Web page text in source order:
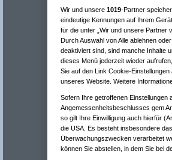
Wir und unsere 1019-Partner
eindeutige Kennungen auf Ihrem
für die unter „Wir und unsere Partner
Durch Auswahl von Alle ablehnen
deaktiviert sind, sind manche Inhalte
dieses Menü jederzeit wieder
Sie auf den Link Cookie-
unseres Website. Weitere
Sofern Ihre getroffenen Einstellungen
Angemessenheitsbeschlusses gem
so gilt Ihre Einwilligung auch hierfür
die USA. Es besteht insbesondere
Überwachungszwecken verarbeitet
können Sie abstellen, in dem Sie bei